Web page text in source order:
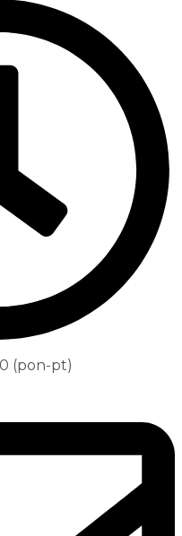
(pon-pt)